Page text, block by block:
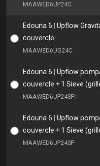
MAAWED6UP24C
Edouna 6
Upflow
couvercle
MAAWED6UG24C
Edouna 6
Upflow
couvercle + 1 Sieve
MAAWED6UP24SPI
Edouna 6
Upflow
couvercle + 1 Sieve
MAAWED6UP24SP